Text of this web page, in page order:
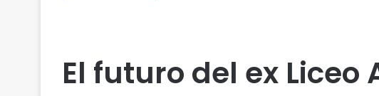
El futuro del ex Liceo